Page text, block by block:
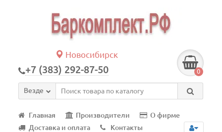
Новосибирск
+7 (383) 292-87-50 0
Везде
Главная Производители
О фирме
Доставка и оплата
Контакты